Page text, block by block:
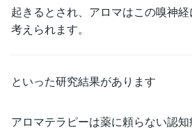
起きるとされ、アロマはこの嗅神
考えられます。
といった研究結果があります
アロマテラピーは薬に頼らない認